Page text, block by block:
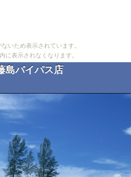
いため表示されています。
に表示されなくなります。
島バイパス店